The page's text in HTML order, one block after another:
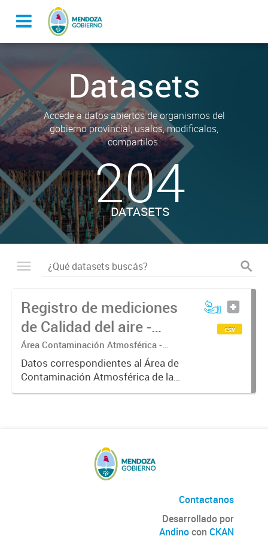
Datasets
Accede a datos abiertos de organismos del
gobierno provincial, usalos, modificalos,
compartilos.
204
DATASETS
Registro de mediciones
de Calidad del aire -
Meteorología
Área Contaminación Atmosférica -
Dirección de Protección Ambiental
Datos correspondientes al Área de
Contaminación Atmosférica de la
Dirección de Protección Ambiental.
csv
Contactanos
Desarrollado por
Andinocon CKAN